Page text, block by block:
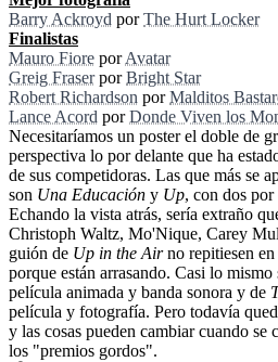
Barry Ackroyd porThe Hurt Locker
Finalistas
Mauro Fiore porAvatar
Greig FraserporBright Star
Robert Richardson porMalditos
Lance Acord porDonde Viven los
Necesitaríamos un poster el doble de
perspectiva lo por delante que ha
de sus competidoras. Las que más se
son Una Educación y Up, con dos por
Echando la vista atrás, sería extraño
Christoph Waltz, Mo'Nique, Carey
guión de Up in the Airno repitiesen en
porque están arrasando. Casi lo
película animada y banda sonora y de
película y fotografía. Pero todavía
y las cosas pueden cambiar cuando se
los "premios gordos".